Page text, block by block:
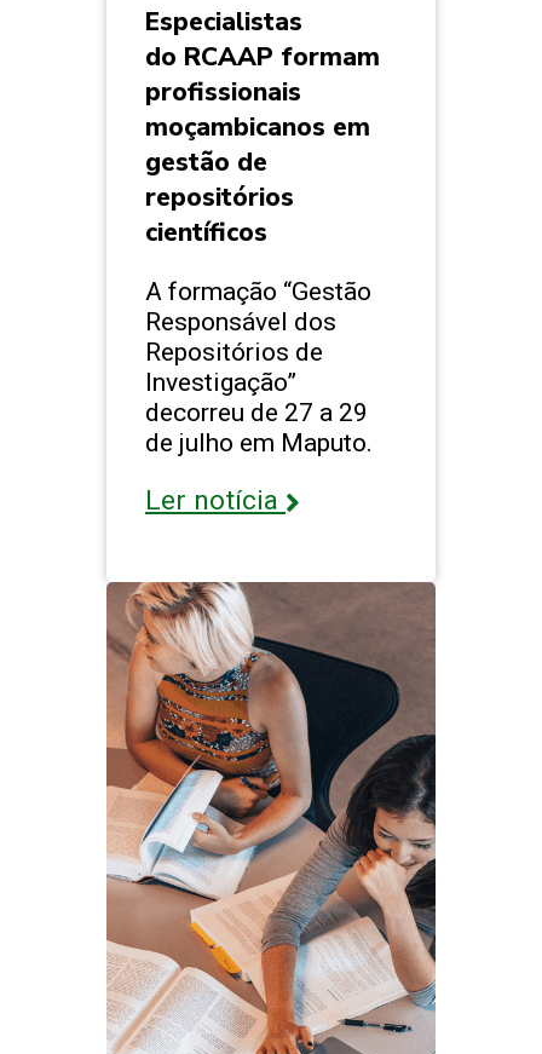
Especialistas
do RCAAP formam
profissionais
moçambicanos em
gestão de
repositórios
científicos
A formação “Gestão
Responsável dos
Repositórios de
Investigação”
decorreu de 27 a 29
de julho em Maputo.
Ler notícia